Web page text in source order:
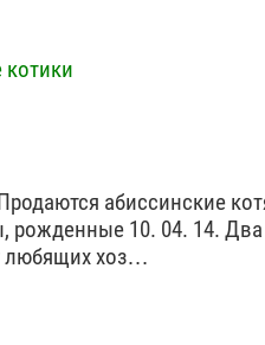
абиссинские
рожденные 10. 04. 14. Два
любящих хоз…